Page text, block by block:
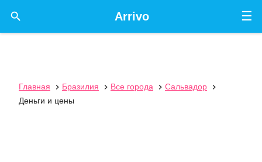
☰
Arrivo

Главная  Бразилия  Все города  Сальвадор

Деньги и цены